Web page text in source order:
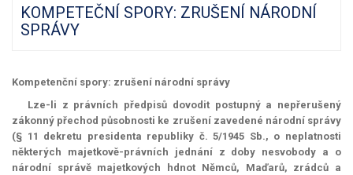
KOMPETEČNÍ SPORY: ZRUŠENÍ NÁRODNÍ
SPRÁVY
Kompetenční spory: zrušení národní správy
Lze-li z právních předpisů dovodit postupný a nepřerušený
zákonný přechod působnosti ke zrušení zavedené národní správy
(§ 11 dekretu presidenta republiky č. 5/1945 Sb., o neplatnosti
některých majetkově-právních jednání z doby nesvobody a o
národní správě majetkových hdnot Němců, Maďarů, zrádců a